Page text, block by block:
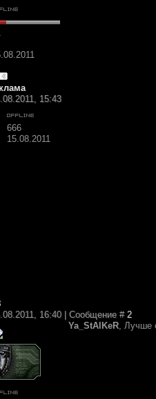
15:43
666
15.08.2011
16:40 | Сообщение # 2
Ya_StAlKeR, Лучше